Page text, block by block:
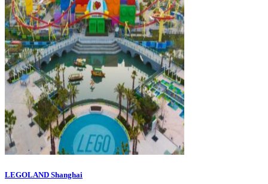
LEGOLAND Shanghai